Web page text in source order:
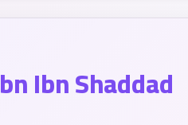
Ibn Shaddad